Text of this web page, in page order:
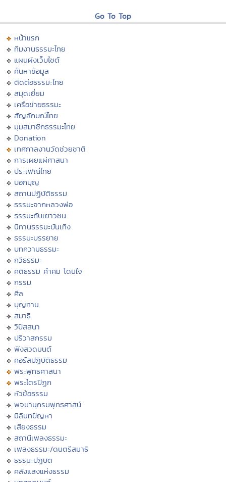
Go To Top
หน้าแรก
ทีมงานธรรมะไทย
แผนผังเว็บไซต์
ค้นหาข้อมูล
ติดต่อธรรมะไทย
สมุดเยี่ยม
เครือข่ายธรรมะ
สัญลักษณ์ไทย
มุมสมาชิกธรรมะไทย
Donation
เทศกาลงานวัดช่วยชาติ
การเผยแผ่ศาสนา
ประเพณีไทย
บอกบุญ
สถานปฏิบัติธรรม
ธรรมะจากหลวงพ่อ
ธรรมะกับเยาวชน
นิทานธรรมะบันเทิง
ธรรมะบรรยาย
บทความธรรมะ
กวีธรรมะ
คติธรรม คำคม โดนใจ
กรรม
ศีล
บุญทาน
สมาธิ
วิปัสสนา
ปริวาสกรรม
ฟังสวดมนต์
คอร์สปฏิบัติธรรม
พระพุทธศาสนา
พระไตรปิฏก
หัวข้อธรรม
พจนานุกรมพุทธศาสน์
มิลินทปัญหา
เสียงธรรม
สถานีเพลงธรรมะ
เพลงธรรมะ/ดนตรีสมาธิ
ธรรมะปฏิบัติ
คลังแสงแห่งธรรม